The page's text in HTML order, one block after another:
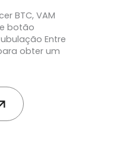
BTC, VAM
botão
Entre
obter um